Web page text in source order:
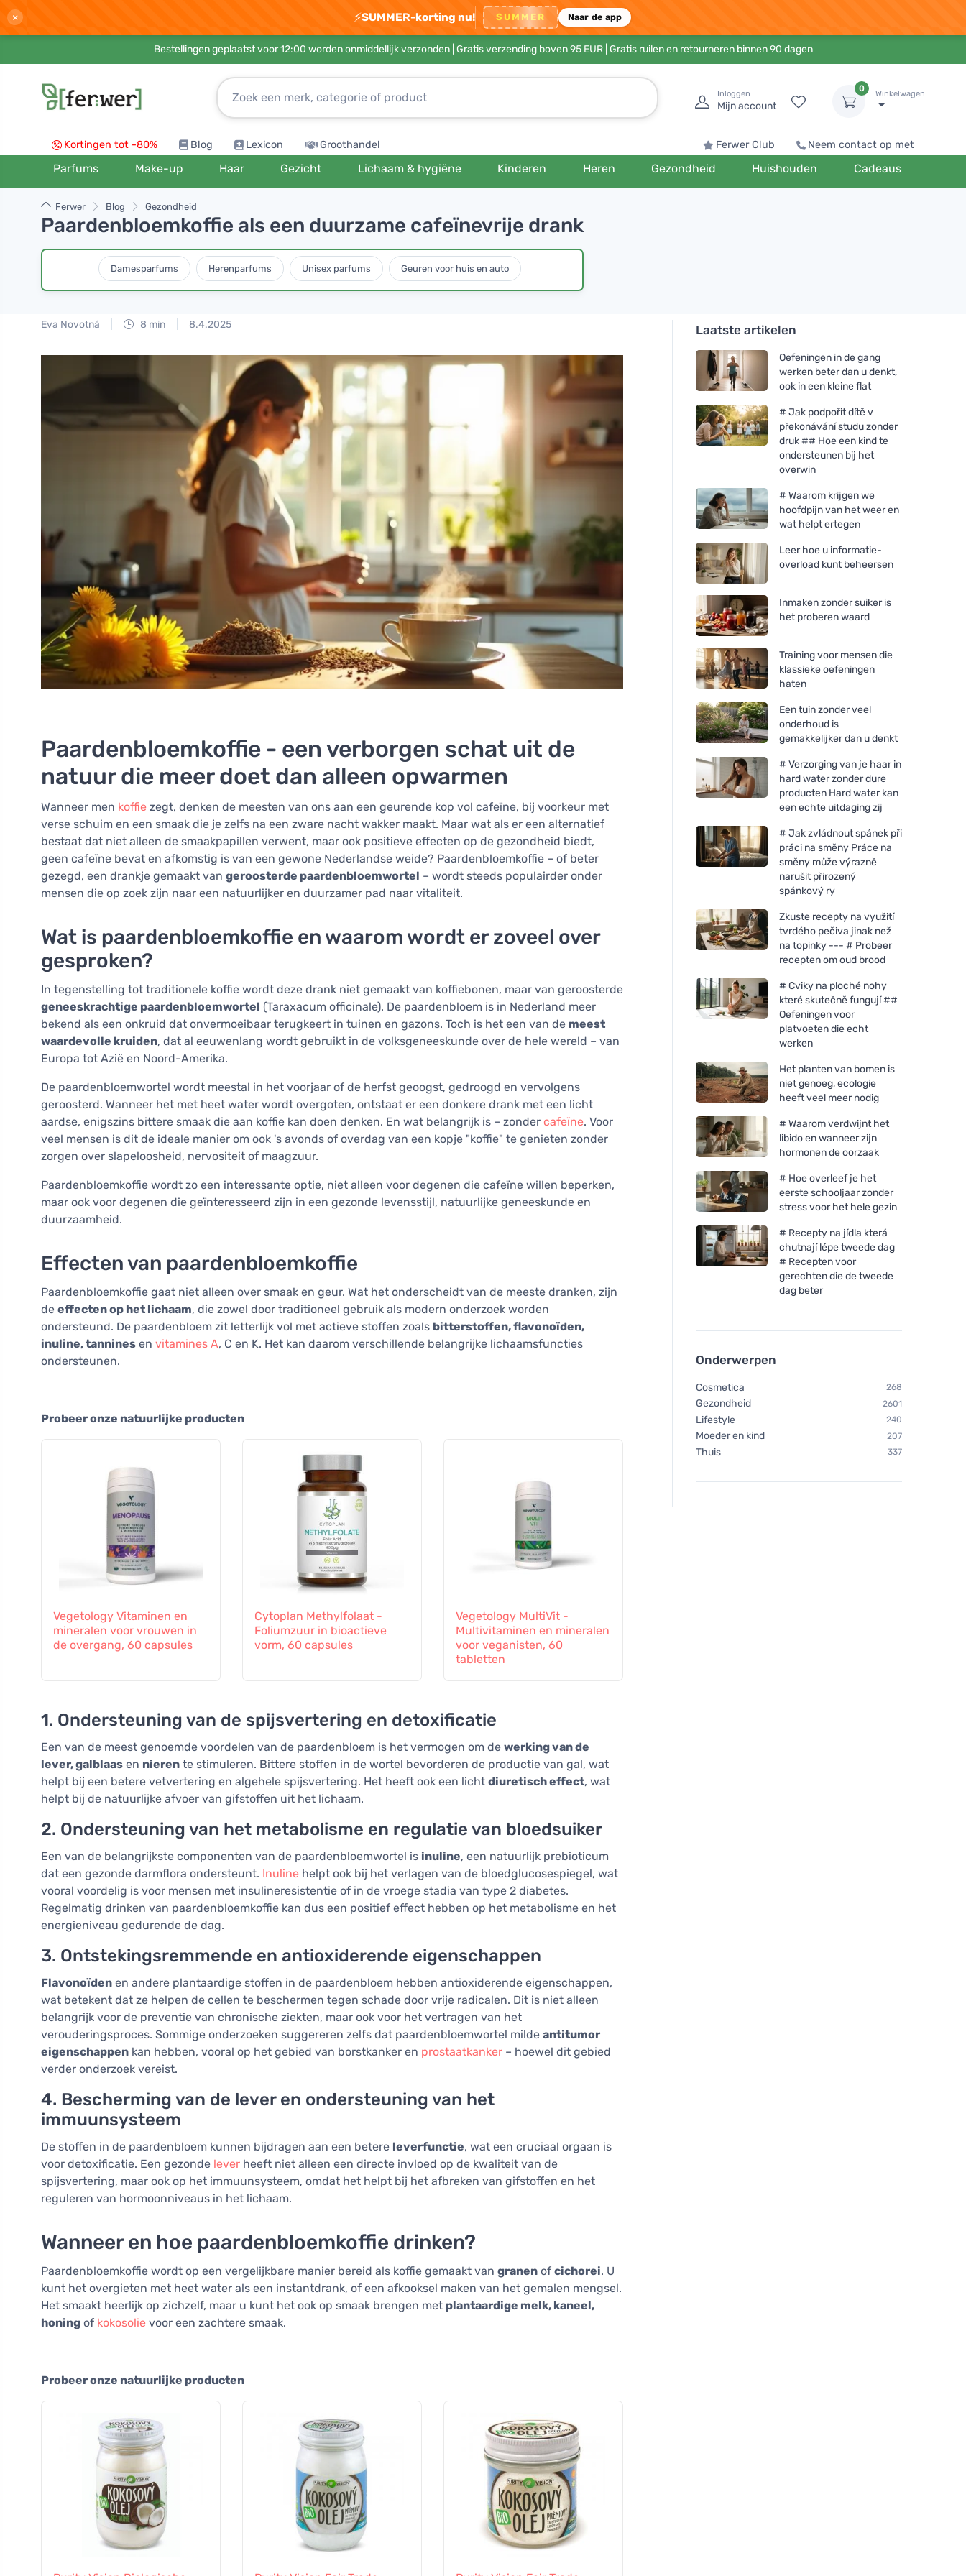
× ⚡SUMMER-korting nu! SUMMER Naar de app
Bestellingen geplaatst voor 12:00 worden onmiddellijk verzonden | Gratis verzending boven 95 EUR| Gratis ruilen en retourneren binnen 90 dagen
Inloggen
Mijn account
0
Winkelwagen
Kortingen tot -80% Blog Lexicon Groothandel Ferwer Club Neem contact op met
Parfums Make-up Haar Gezicht Lichaam & hygiëne Kinderen Heren Gezondheid Huishouden Cadeaus
Ferwer Blog Gezondheid
Paardenbloemkoffie als een duurzame cafeïnevrije drank
Damesparfums Herenparfums Unisex parfums Geuren voor huis en auto
Eva Novotná 8 min 8.4.2025
Paardenbloemkoffie - een verborgen schat uit de
natuur die meer doet dan alleen opwarmen
Wanneer men koffie zegt, denken de meesten van ons aan een geurende kop vol cafeïne, bij voorkeur met
verse schuim en een smaak die je zelfs na een zware nacht wakker maakt. Maar wat als er een alternatief
bestaat dat niet alleen de smaakpapillen verwent, maar ook positieve effecten op de gezondheid biedt,
geen cafeïne bevat en afkomstig is van een gewone Nederlandse weide? Paardenbloemkoffie – of beter
gezegd, een drankje gemaakt van geroosterde paardenbloemwortel – wordt steeds populairder onder
mensen die op zoek zijn naar een natuurlijker en duurzamer pad naar vitaliteit.
Wat is paardenbloemkoffie en waarom wordt er zoveel over
gesproken?
In tegenstelling tot traditionele koffie wordt deze drank niet gemaakt van koffiebonen, maar van geroosterde
geneeskrachtige paardenbloemwortel (Taraxacum officinale). De paardenbloem is in Nederland meer
bekend als een onkruid dat onvermoeibaar terugkeert in tuinen en gazons. Toch is het een van de meest
waardevolle kruiden, dat al eeuwenlang wordt gebruikt in de volksgeneeskunde over de hele wereld – van
Europa tot Azië en Noord-Amerika.
De paardenbloemwortel wordt meestal in het voorjaar of de herfst geoogst, gedroogd en vervolgens
geroosterd. Wanneer het met heet water wordt overgoten, ontstaat er een donkere drank met een licht
aardse, enigszins bittere smaak die aan koffie kan doen denken. En wat belangrijk is – zonder cafeïne. Voor
veel mensen is dit de ideale manier om ook 's avonds of overdag van een kopje "koffie" te genieten zonder
zorgen over slapeloosheid, nervositeit of maagzuur.
Paardenbloemkoffie wordt zo een interessante optie, niet alleen voor degenen die cafeïne willen beperken,
maar ook voor degenen die geïnteresseerd zijn in een gezonde levensstijl, natuurlijke geneeskunde en
duurzaamheid.
Effecten van paardenbloemkoffie
Paardenbloemkoffie gaat niet alleen over smaak en geur. Wat het onderscheidt van de meeste dranken, zijn
de effecten op het lichaam, die zowel door traditioneel gebruik als modern onderzoek worden
ondersteund. De paardenbloem zit letterlijk vol met actieve stoffen zoals bitterstoffen, flavonoïden,
inuline, tannines en vitamines A, C en K. Het kan daarom verschillende belangrijke lichaamsfuncties
ondersteunen.
Probeer onze natuurlijke producten
Vegetology Vitaminen en
mineralen voor vrouwen in
de overgang, 60 capsules
Cytoplan Methylfolaat -
Foliumzuur in bioactieve
vorm, 60 capsules
Vegetology MultiVit -
Multivitaminen en mineralen
voor veganisten, 60
tabletten
1. Ondersteuning van de spijsvertering en detoxificatie
Een van de meest genoemde voordelen van de paardenbloem is het vermogen om de werking van de
lever, galblaas en nieren te stimuleren. Bittere stoffen in de wortel bevorderen de productie van gal, wat
helpt bij een betere vetvertering en algehele spijsvertering. Het heeft ook een licht diuretisch effect, wat
helpt bij de natuurlijke afvoer van gifstoffen uit het lichaam.
2. Ondersteuning van het metabolisme en regulatie van bloedsuiker
Een van de belangrijkste componenten van de paardenbloemwortel is inuline, een natuurlijk prebioticum
dat een gezonde darmflora ondersteunt. Inuline helpt ook bij het verlagen van de bloedglucosespiegel, wat
vooral voordelig is voor mensen met insulineresistentie of in de vroege stadia van type 2 diabetes.
Regelmatig drinken van paardenbloemkoffie kan dus een positief effect hebben op het metabolisme en het
energieniveau gedurende de dag.
3. Ontstekingsremmende en antioxiderende eigenschappen
Flavonoïden en andere plantaardige stoffen in de paardenbloem hebben antioxiderende eigenschappen,
wat betekent dat ze helpen de cellen te beschermen tegen schade door vrije radicalen. Dit is niet alleen
belangrijk voor de preventie van chronische ziekten, maar ook voor het vertragen van het
verouderingsproces. Sommige onderzoeken suggereren zelfs dat paardenbloemwortel milde antitumor
eigenschappen kan hebben, vooral op het gebied van borstkanker en prostaatkanker – hoewel dit gebied
verder onderzoek vereist.
4. Bescherming van de lever en ondersteuning van het
immuunsysteem
De stoffen in de paardenbloem kunnen bijdragen aan een betere leverfunctie, wat een cruciaal orgaan is
voor detoxificatie. Een gezonde lever heeft niet alleen een directe invloed op de kwaliteit van de
spijsvertering, maar ook op het immuunsysteem, omdat het helpt bij het afbreken van gifstoffen en het
reguleren van hormoonniveaus in het lichaam.
Wanneer en hoe paardenbloemkoffie drinken?
Paardenbloemkoffie wordt op een vergelijkbare manier bereid als koffie gemaakt van granen of cichorei. U
kunt het overgieten met heet water als een instantdrank, of een afkooksel maken van het gemalen mengsel.
Het smaakt heerlijk op zichzelf, maar u kunt het ook op smaak brengen met plantaardige melk, kaneel,
honing of kokosolie voor een zachtere smaak.
Probeer onze natuurlijke producten
Laatste artikelen
Oefeningen in de gang
werken beter dan u denkt,
ook in een kleine flat
# Jak podpořit dítě v
překonávání studu zonder
druk ## Hoe een kind te
ondersteunen bij het
overwin
# Waarom krijgen we
hoofdpijn van het weer en
wat helpt ertegen
Leer hoe u informatie-
overload kunt beheersen
Inmaken zonder suiker is
het proberen waard
Training voor mensen die
klassieke oefeningen
haten
Een tuin zonder veel
onderhoud is
gemakkelijker dan u denkt
# Verzorging van je haar in
hard water zonder dure
producten Hard water kan
een echte uitdaging zij
# Jak zvládnout spánek při
práci na směny Práce na
směny může výrazně
narušit přirozený
spánkový ry
Zkuste recepty na využití
tvrdého pečiva jinak než
na topinky --- # Probeer
recepten om oud brood
# Cviky na ploché nohy
které skutečně fungují ##
Oefeningen voor
platvoeten die echt
werken
Het planten van bomen is
niet genoeg, ecologie
heeft veel meer nodig
# Waarom verdwijnt het
libido en wanneer zijn
hormonen de oorzaak
# Hoe overleef je het
eerste schooljaar zonder
stress voor het hele gezin
# Recepty na jídla která
chutnají lépe tweede dag
# Recepten voor
gerechten die de tweede
dag beter
Onderwerpen
Cosmetica 268
Gezondheid 2601
Lifestyle 240
Moeder en kind 207
Thuis 337